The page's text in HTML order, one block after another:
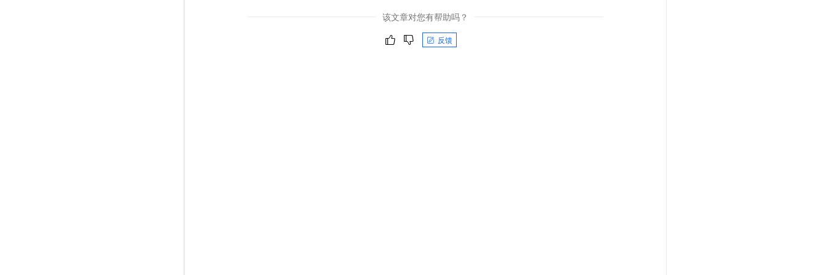
该文章对您有帮助吗？
反馈